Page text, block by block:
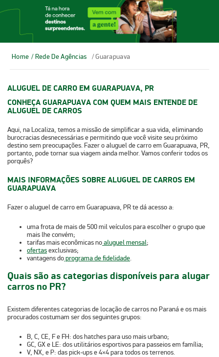
Home / Rede De Agências / Guarapuava
ALUGUEL DE CARRO EM GUARAPUAVA, PR
CONHEÇA GUARAPUAVA COM QUEM MAIS ENTENDE DE
ALUGUEL DE CARROS
Aqui, na Localiza, temos a missão de simplificar a sua vida, eliminando
burocracias desnecessárias e permitindo que você visite seu próximo
destino sem preocupações. Fazer oaluguel de carro em Guarapuava, PR,
portanto, pode tornar sua viagem ainda melhor. Vamos conferir todos os
porquês?
MAIS INFORMAÇÕES SOBRE ALUGUEL DE CARROS EM
GUARAPUAVA
Fazer o aluguel de carro em Guarapuava, PR te dá acesso a:
uma frota demais de 500 mil veículospara escolher o grupo que
mais lhe convém;
tarifas mais econômicasnoaluguel mensal;
ofertasexclusivas;
vantagens doprograma de fidelidade.
Quais são as categorias disponíveis para alugar
carros no PR?
Existem diferentes categorias de locação de carros no Paraná e os mais
procurados costumam ser dos seguintes grupos:
B, C, CE, F e FH: dos hatches para uso mais urbano;
GC, GX e LE: dos utilitários esportivos para passeios em família;
V, NX, e P: das pick-ups e 4×4 para todos os terrenos.